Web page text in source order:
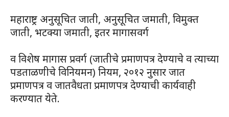
महाराष्ट्र अनुसूचित जाती, अनुसूचित जमाती, विमुक्त
जाती, भटक्या जमाती, इतर मागासवर्ग
व विशेष मागास प्रवर्ग (जातीचे प्रमाणपत्र देण्याचे व त्याच्या
पडताळणीचे विनियमन) नियम, २०१२ नुसार जात
प्रमाणपत्र व जातवैधता प्रमाणपत्र देण्याची कार्यवाही
करण्यात येते.